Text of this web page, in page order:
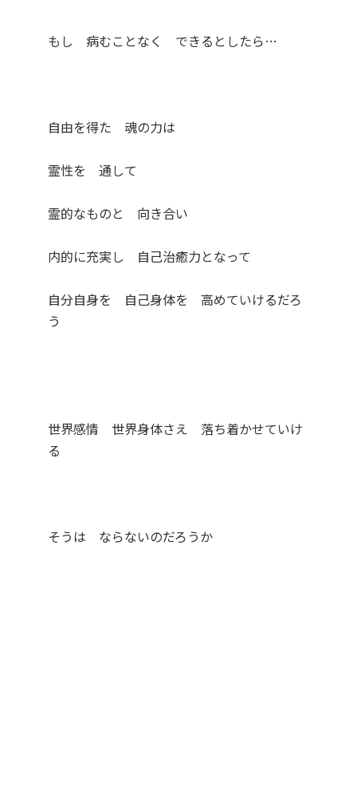
もし 病むことなく できるとしたら…
自由を得た 魂の力は
霊性を 通して
霊的なものと 向き合い
内的に充実し 自己治癒力となって
自分自身を 自己身体を 高めていけるだろ
う
世界感情 世界身体さえ 落ち着かせていけ
る
そうは ならないのだろうか